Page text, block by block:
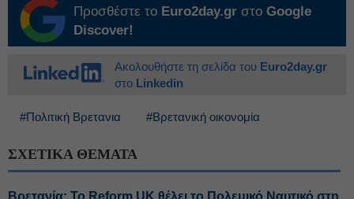
Προσθέστε το Euro2day.gr στο Google
Discover!
Ακολουθήστε τη σελίδα του Euro2day.gr
στο Linkedin
#Πολιτική Βρετανια #Βρετανική οικονομία
ΣΧΕΤΙΚΑ ΘΕΜΑΤΑ
Βρετανία: Το Reform UK θέλει το Πολεμικό Ναυτικό στη